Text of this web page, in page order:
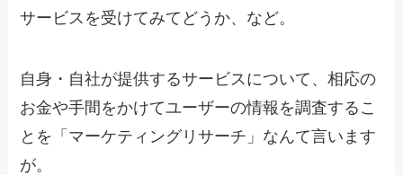
サービスを受けてみてどうか、など。
自身・自社が提供するサービスについて、相応の
お金や手間をかけてユーザーの情報を調査するこ
とを「マーケティングリサーチ」なんて言います
が。